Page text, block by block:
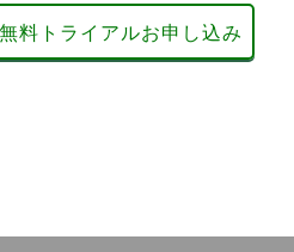
無料トライアルお申し込み